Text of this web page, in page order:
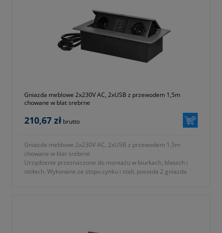
Gniazda meblowe 2x230V AC, 2xUSB z przewodem 1,5m
chowane w blat srebrne
210,67 zł brutto
Gniazda meblowe 2x230V AC, 2xUSB z przewodem 1,5m
chowane w blat srebrne
Urządzenie przeznaczone do montażu w biurkach, blatach i
stołach. Wykonane ze stopu cynku i stali, posiada 2 gniazda